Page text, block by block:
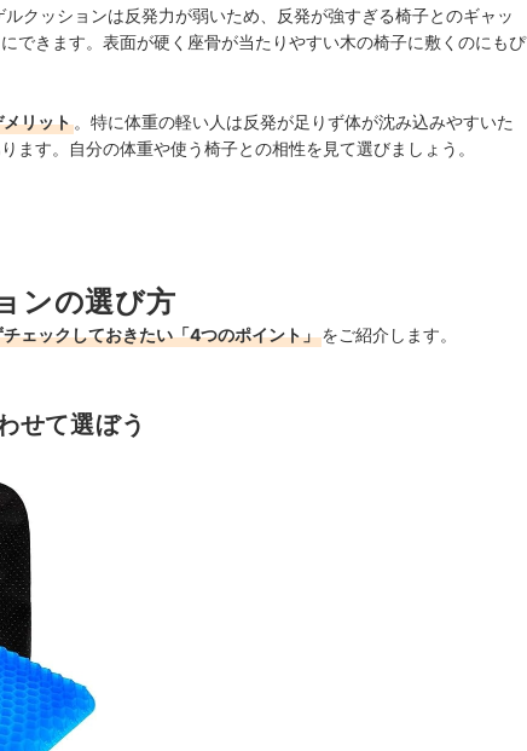
ルクッションは反発力が弱いため、反発が強すぎる椅子とのギャッ
できます。表面が硬く座骨が当たりやすい木の椅子に敷くのにもぴ
リット 。特に体重の軽い人は反発が足りず体が沈み込みやすいた
ます。自分の体重や使う椅子との相性を見て選びましょう。
ンの選び方
ェックしておきたい「4つのポイント」をご紹介します。
せて選ぼう